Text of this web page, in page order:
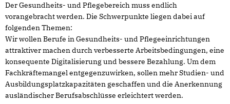
Der Gesundheits- und Pflegebereich muss endlich
vorangebracht werden. Die Schwerpunkte liegen dabei auf
folgenden Themen:
Wir wollen Berufe in Gesundheits- und Pflegeeinrichtungen
attraktiver machen durch verbesserte Arbeitsbedingungen, eine
konsequente Digitalisierung und bessere Bezahlung. Um dem
Fachkräftemangel entgegenzuwirken, sollen mehr Studien- und
Ausbildungsplatzkapazitäten geschaffen und die Anerkennung
ausländischer Berufsabschlüsse erleichtert werden.